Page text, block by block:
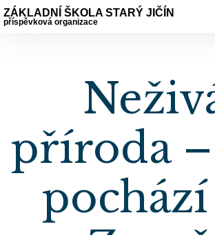
ZÁKLADNÍ ŠKOLA STARÝ JIČÍN
příspěvková organizace
příroda –
pochází